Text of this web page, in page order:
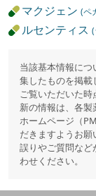
マクジェン(ペ
ルセンティス
当該基本情報に
集したものを掲載
ご覧いただいた
新の情報は、各
ホームページ（
だきますようお
誤りやご質問など
わせください。